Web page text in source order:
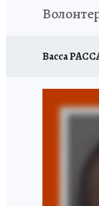
Васса